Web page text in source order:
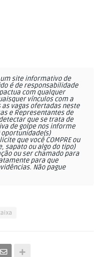
é um site informativo de
é de responsabilidade
com qualquer
vínculos com a
vagas ofertadas neste
e Representantes de
que se trata de
de golpe nos informe
que você COMPRE ou
sapato ou algo do tipo)
ou ser chamado para
para que
Não pague